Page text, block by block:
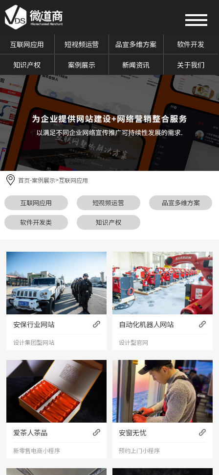
互联网应用 短视频运营 品宣多维方案 软件开发
知识产权 案例展示 新闻资讯 关于我们
首页-案例展示>互联网应用
互联网应用 短视频运营 品宣多维方案
软件开发类 知识产权
安保行业网站
设计集团型网站
自动化机器人网站
设计型官网
爱茶人茶品
新零售电商小程序
安窗无忧
预约上门小程序